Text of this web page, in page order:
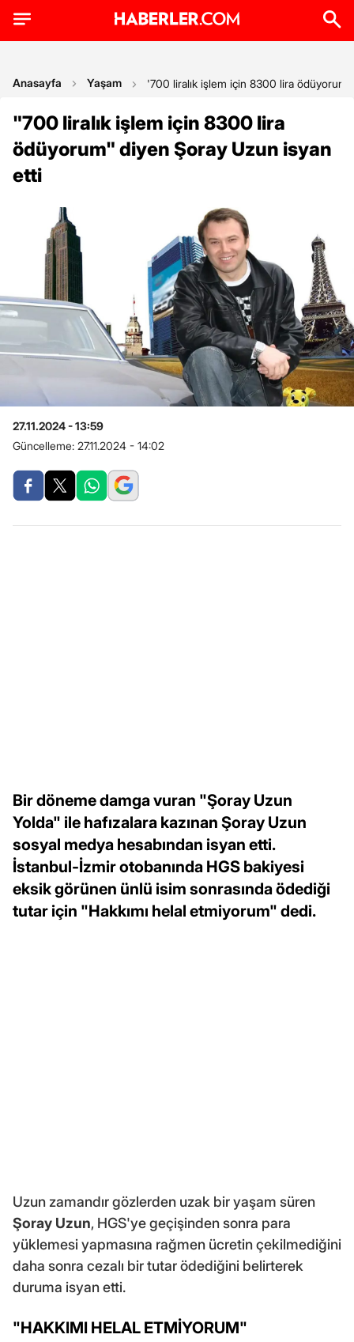
Anasayfa Yaşam '700 liralık işlem için 8300 lira
"700 liralık işlem için 8300 lira
ödüyorum" diyen Şoray Uzun isyan
etti
27.11.2024 - 13:59
Güncelleme: 27.11.2024 - 14:02
Bir döneme damga vuran "Şoray Uzun
Yolda" ile hafızalara kazınan Şoray Uzun
sosyal medya hesabından isyan etti.
İstanbul-İzmir otobanında HGS bakiyesi
eksik görünen ünlü isim sonrasında ödediği
tutar için "Hakkımı helal etmiyorum" dedi.
Uzun zamandır gözlerden uzak bir yaşam süren
Şoray Uzun, HGS'ye geçişinden sonra para
yüklemesi yapmasına rağmen ücretin çekilmediğini
daha sonra cezalı bir tutar ödediğini belirterek
duruma isyan etti.
"HAKKIMI HELAL ETMİYORUM"